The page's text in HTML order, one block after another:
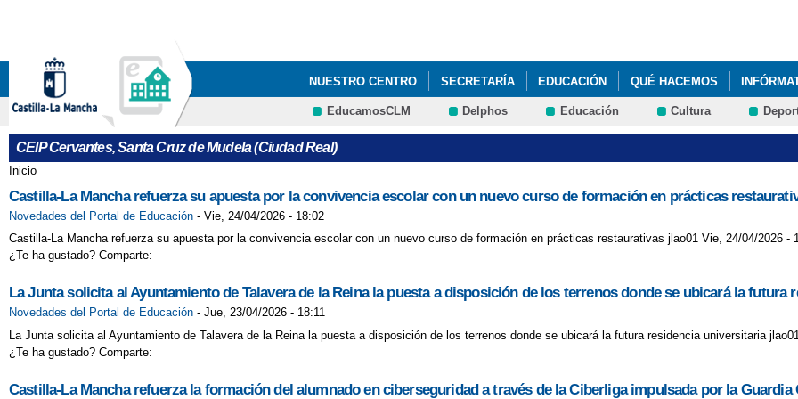
NUESTRO CENTRO SECRETARÍA EDUCACIÓN QUÉ HACEMOS
"PON EL NOMBRE DE TU HIJO ENTRE COMILLAS EN GOOGLE Y DALE A BUSCAR."
"SED LOS ENTRENADORES EMOCIONALES DE VUESTROS HIJOS". ELSA PUNSET
CARRERA POR LA PREVENCIÓN E INVESTIGACIÓN DEL CÁNCER DE MAMA.
CENTRO REFERENTE EN EDUCACIÓN EN DERECHOS DE INFANCIA Y CIUDADANÍA
COMER JUNTOS MÁS IMPORTANTE QUE NUNCA
CUIDA DE TU CEREBRO AHORA Y ÉL TE CUIDARÁ DESPUÉS. FRANCES JENSEN,
CÓMO ACTUAR FRENTE AL ACOSO ESCOLAR. JOSÉ ANTONIO LUENGO, PSICÓLOGO
EducamosCLM Delphos Educación Cultura
CEIP Cervantes, Santa Cruz de Mudela (Ciudad Real)
Se encuentra usted aquí
Inicio
Castilla-La Mancha refuerza su apuesta por la convivencia escolar con un nuevo curso de formación en prácticas
Novedades del Portal de Educación - Vie, 24/04/2026 - 18:02
Castilla-La Mancha refuerza su apuesta por la convivencia escolar con un nuevo curso de formación en prácticas restaurativas jlao01 Vie, 24/04/2026 -
¿Te ha gustado? Comparte:
La Junta solicita al Ayuntamiento de Talavera de la Reina la puesta a disposición de los terrenos donde se ubicará la futura
Novedades del Portal de Educación - Jue, 23/04/2026 - 18:11
La Junta solicita al Ayuntamiento de Talavera de la Reina la puesta a disposición de los terrenos donde se ubicará la futura residencia universitaria
¿Te ha gustado? Comparte:
Castilla-La Mancha refuerza la formación del alumnado en ciberseguridad a través de la Ciberliga impulsada por la Guardia